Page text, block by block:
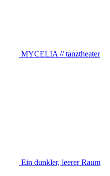
MYCELIA // tanztheater
Ein dunkler, leerer Raum